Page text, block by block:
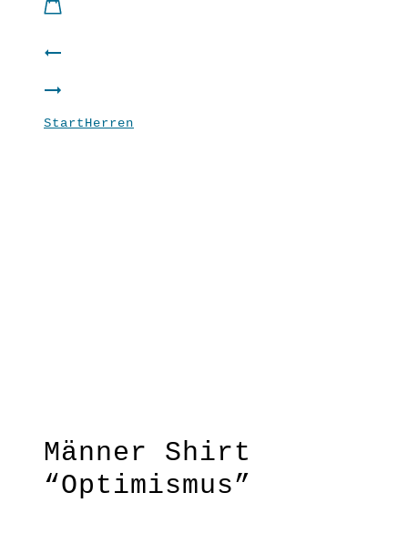
Product
navigation
Weiß
Männer
Shirt
StartHerren
Männer Shirt
“Optimismus”